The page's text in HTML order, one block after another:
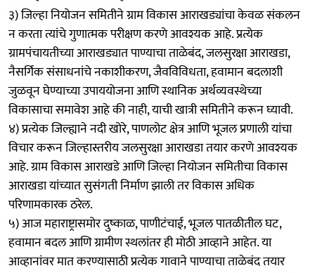
३) जिल्हा नियोजन समितीने ग्राम विकास आराखड्यांचा केवळ संकलन
न करता त्यांचे गुणात्मक परीक्षण करणे आवश्यक आहे. प्रत्येक
ग्रामपंचायतीच्या आराखड्यात पाण्याचा ताळेबंद, जलसुरक्षा आराखडा,
नैसर्गिक संसाधनांचे नकाशीकरण, जैवविविधता, हवामान बदलाशी
जुळवून घेण्याच्या उपाययोजना आणि स्थानिक अर्थव्यवस्थेच्या
विकासाचा समावेश आहे की नाही, याची खात्री समितीने करून घ्यावी.
४) प्रत्येक जिल्ह्याने नदी खोरे, पाणलोट क्षेत्र आणि भूजल प्रणाली यांचा
विचार करून जिल्हास्तरीय जलसुरक्षा आराखडा तयार करणे आवश्यक
आहे. ग्राम विकास आराखडे आणि जिल्हा नियोजन समितीचा विकास
आराखडा यांच्यात सुसंगती निर्माण झाली तर विकास अधिक
परिणामकारक ठरेल.
५) आज महाराष्ट्रासमोर दुष्काळ, पाणीटंचाई, भूजल पातळीतील घट,
हवामान बदल आणि ग्रामीण स्थलांतर ही मोठी आव्हाने आहेत. या
आव्हानांवर मात करण्यासाठी प्रत्येक गावाने पाण्याचा ताळेबंद तयार